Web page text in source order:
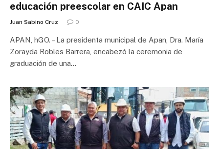
educación preescolar en CAIC Apan
Juan Sabino Cruz 0
APAN, hGO. – La presidenta municipal de Apan, Dra. María
Zorayda Robles Barrera, encabezó la ceremonia de
graduación de una…